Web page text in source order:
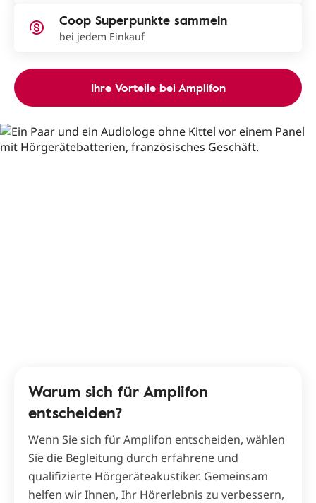
Coop Superpunkte sammeln
bei jedem Einkauf
Ihre Vorteile bei Amplifon
Warum sich für Amplifon
entscheiden?
Wenn Sie sich für Amplifon entscheiden, wählen
Sie die Begleitung durch erfahrene und
qualifizierte Hörgeräteakustiker. Gemeinsam
helfen wir Ihnen, Ihr Hörerlebnis zu verbessern,